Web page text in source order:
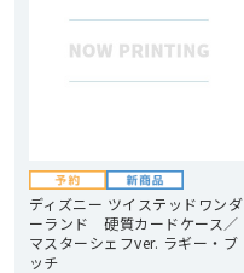
ディズニー ツイステッドワンダ
ーランド 硬質カードケース／
マスターシェフver. ラギー・ブ
ッチ